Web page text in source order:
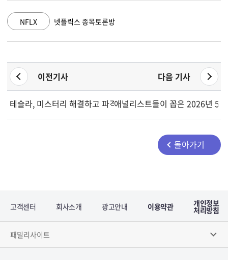
GOOGL 알파벳 A 종목토론방
이전기사 다음 기사
테슬라, 미스터리 해결하고 파격 리스 딜 제공... 주가 하락
애널리스트들이 꼽은 2026년 5
돌아가기
고객센터 회사소개 광고안내 이용약관 개인정보
처리방침
패밀리사이트